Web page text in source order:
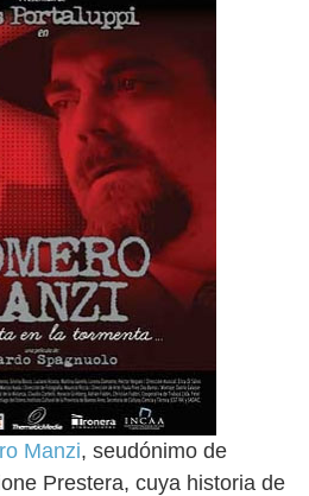
Manzi, seudónimo de
Prestera, cuya historia de